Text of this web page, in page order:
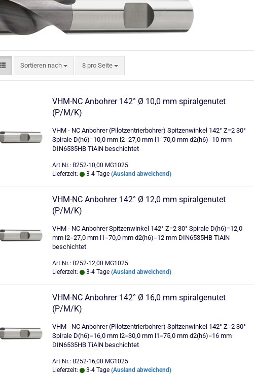
Sortieren nach
Sortieren nach 8 pro Seite
pro Seite
VHM-NC Anbohrer 142° Ø 10,0 mm spiralgenutet
(P/M/K)
VHM - NC Anbohrer (Pilotzentrierbohrer) Spitzenwinkel 142° Z=2 30°
Spirale D(h6)=10,0 mm l2=27,0 mm l1=70,0 mm d2(h6)=10 mm
DIN6535HB TiAlN beschichtet
Art.Nr.: B252-10,00 MG1025
Lieferzeit:
3-4 Tage (Ausland abweichend)
VHM-NC Anbohrer 142° Ø 12,0 mm spiralgenutet
(P/M/K)
VHM - NC Anbohrer Spitzenwinkel 142° Z=2 30° Spirale D(h6)=12,0
mm l2=27,0 mm l1=70,0 mm d2(h6)=12 mm DIN6535HB TiAlN
beschichtet
Art.Nr.: B252-12,00 MG1025
Lieferzeit:
3-4 Tage (Ausland abweichend)
VHM-NC Anbohrer 142° Ø 16,0 mm spiralgenutet
(P/M/K)
VHM - NC Anbohrer (Pilotzentrierbohrer) Spitzenwinkel 142° Z=2 30°
Spirale D(h6)=16,0 mm l2=30,0 mm l1=75,0 mm d2(h6)=16 mm
DIN6535HB TiAlN beschichtet
Art.Nr.: B252-16,00 MG1025
Lieferzeit:
3-4 Tage (Ausland abweichend)